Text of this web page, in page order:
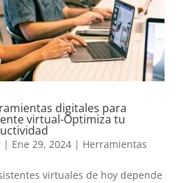
digitales para
virtual-Optimiza tu
| Ene 29, 2024| Herramientas
virtuales de hoy depende